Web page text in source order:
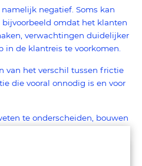
negatief. Soms kan
omdat het klanten
verwachtingen duidelijker
in de klantreis te voorkomen.
van het verschil tussen frictie
die vooral onnodig is en voor
te onderscheiden, bouwen
bij klanten.